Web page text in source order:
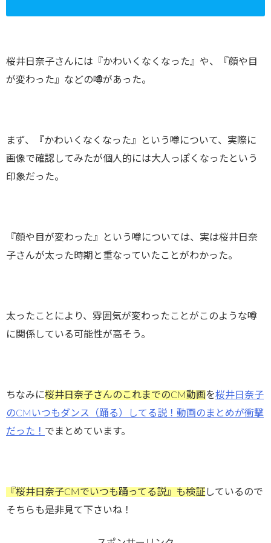
桜井日奈子さんには『かわいくなくなった』や、『顔や目
が変わった』などの噂があった。
まず、『かわいくなくなった』という噂について、実際に
画像で確認してみたが個人的には大人っぽくなったという
印象だった。
『顔や目が変わった』という噂については、実は桜井日奈
子さんが太った時期と重なっていたことがわかった。
太ったことにより、雰囲気が変わったことがこのような噂
に関係している可能性が高そう。
ちなみに桜井日奈子さんのこれまでのCM動画を桜井日奈子
のCMいつもダンス（踊る）してる説！動画のまとめが衝撃
だった！ でまとめています。
『桜井日奈子CMでいつも踊ってる説』も検証しているので
そちらも是非見て下さいね！